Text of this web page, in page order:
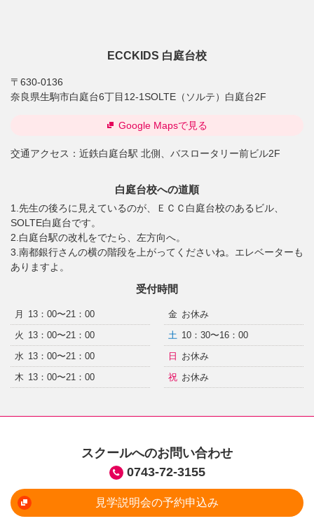
ECCKIDS 白庭台校
〒630-0136
奈良県生駒市白庭台6丁目12-1SOLTE（ソルテ）白庭台2F
交通アクセス： 近鉄白庭台駅 北側、バスロータリー前ビル2F
Google Mapsで見る
白庭台校への道順
1.先生の後ろに見えているのが、ＥＣＣ白庭台校のあるビル、
SOLTE白庭台です。
2.白庭台駅の改札をでたら、左方向へ。
3.南都銀行さんの横の階段を上がってくださいね。エレベーターも
ありますよ。
受付時間
月
13：00〜21：00
火 13：00〜21：00
水 13：00〜21：00
木 13：00〜21：00
金 お休み
土 10：30〜16：00
日
お休み
祝 お休み
スクールへのお問い合わせ
0743-72-3155
見学説明会の予約申込み